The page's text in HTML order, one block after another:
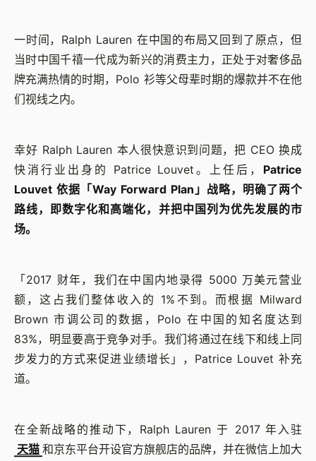
一时间，Ralph Lauren 在中国的布局又回到了原点，但
当时中国千禧一代成为新兴的消费主力，正处于对奢侈品
牌充满热情的时期，Polo 衫等父母辈时期的爆款并不在他
们视线之内。
幸好 Ralph Lauren 本人很快意识到问题，把 CEO 换成
快消行业出身的 Patrice Louvet。上任后， Patrice
Louvet 依据「Way Forward Plan」战略，明确了两个
路线，即数字化和高端化，并把中国列为优先发展的市
场。
「2017 财年，我们在中国内地录得 5000 万美元营业
额，这占我们整体收入的 1%不到。而根据 Milward
Brown 市调公司的数据，Polo 在中国的知名度达到
83%，明显要高于竞争对手。我们将通过在线下和线上同
步发力的方式来促进业绩增长」，Patrice Louvet 补充
道。
在全新战略的推动下，Ralph Lauren 于 2017 年入驻
天猫 和京东平台开设官方旗舰店的品牌，并在微信上加大